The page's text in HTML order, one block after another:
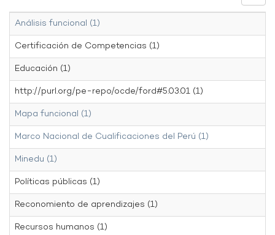
Análisis funcional (1)
Certificación de Competencias (1)
Educación (1)
http://purl.org/pe-repo/ocde/ford#5.03.01 (1)
Mapa funcional (1)
Marco Nacional de Cualificaciones del Perú (1)
Minedu (1)
Políticas públicas (1)
Reconomiento de aprendizajes (1)
Recursos humanos (1)